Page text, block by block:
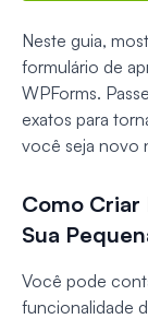
Neste guia,
formulário de
WPForms.
exatos para
você seja novo
Como Criar
Sua
Você pode
funcionalidade